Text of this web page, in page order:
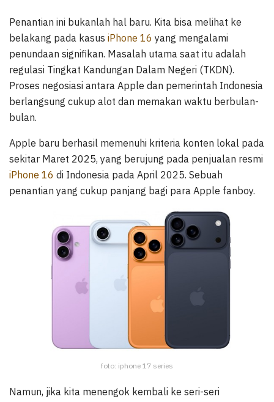
Penantian ini bukanlah hal baru. Kita bisa melihat ke
belakang pada kasus iPhone 16 yang mengalami
penundaan signifikan. Masalah utama saat itu adalah
regulasi Tingkat Kandungan Dalam Negeri (TKDN).
Proses negosiasi antara Apple dan pemerintah Indonesia
berlangsung cukup alot dan memakan waktu berbulan-
bulan.
Apple baru berhasil memenuhi kriteria konten lokal pada
sekitar Maret 2025, yang berujung pada penjualan resmi
iPhone 16 di Indonesia pada April 2025. Sebuah
penantian yang cukup panjang bagi para Apple fanboy.
foto: iphone 17 series
Namun, jika kita menengok kembali ke seri-seri